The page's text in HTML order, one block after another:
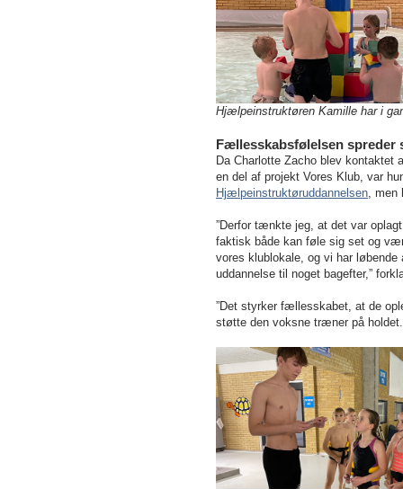
Hjælpeinstruktøren Kamille har i
Fællesskabsfølelsen spreder
Da Charlotte Zacho blev
en del af projekt Vores Klub, var
Hjælpeinstruktøruddannelsen, men
”Derfor tænkte jeg, at det var
faktisk både kan føle sig set og
vores klublokale, og vi har
uddannelse til noget bagefter,”
”Det styrker fællesskabet, at de
støtte den voksne træner på